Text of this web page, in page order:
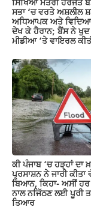
ਸਿੱਖਿਆ ਮੰਤਰੀ ਹਰਜੋਤ
ਸਭਾ ‘ਚ ਵਰਤੇ ਅਸ਼ਲੀਲ
ਅਧਿਆਪਕ ਅਤੇ
ਦੇਖ ਕੇ ਹੈਰਾਨ; ਬੈਂਸ ਨੇ
ਮੀਡੀਆ ‘ਤੇ ਵਾਇਰਲ
ਕੀ ਪੰਜਾਬ ‘ਚ ਹੜ੍ਹਾਂ ਦਾ
ਪ੍ਰਸਾਸ਼ਨ ਨੇ ਜਾਰੀ ਕੀਤਾ
ਬਿਆਨ, ਕਿਹਾ- ਅਸੀਂ ਹਰ
ਨਾਲ ਨਜਿੱਠਣ ਲਈ ਪੂਰੀ
ਤਿਆਰ